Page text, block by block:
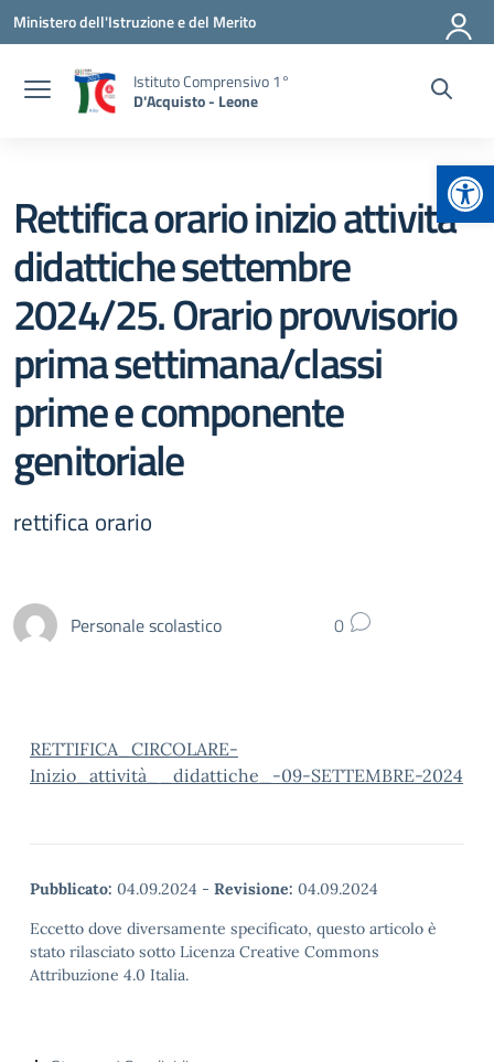
Vai ai contenuti
Vai al menu di navigazione
Vai al footer
Ministero dell'Istruzione e del Merito
Istituto Comprensivo 1°
D'Acquisto - Leone
Rettifica orario inizio attività
didattiche settembre
2024/25. Orario provvisorio
prima settimana/classi
prime e componente
genitoriale
rettifica orario
Personale scolastico 0
RETTIFICA_CIRCOLARE-
Inizio_attività__didattiche_-09-SETTEMBRE-2024
Pubblicato: 04.09.2024 - Revisione: 04.09.2024
Eccetto dove diversamente specificato, questo articolo è
stato rilasciato sotto Licenza Creative Commons
Attribuzione 4.0 Italia.